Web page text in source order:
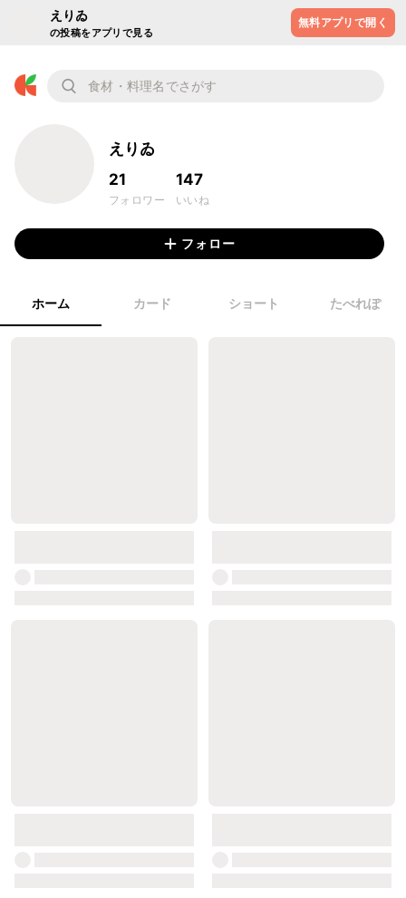
えりゐ
の投稿をアプリで見る
無料アプリで開く
えりゐ
21
フォロワー
147
いいね
フォロー
ホーム カード ショート たべれぽ